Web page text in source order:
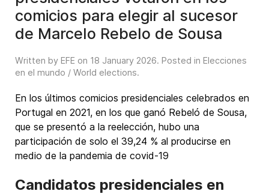
comicios para elegir al sucesor
de Marcelo Rebelo de Sousa
Written by EFE on 18 January 2026. Posted in Elecciones
en el mundo / World elections.
En los últimos comicios presidenciales celebrados en
Portugal en 2021, en los que ganó Rebeló de Sousa,
que se presentó a la reelección, hubo una
participación de solo el 39,24 % al producirse en
medio de la pandemia de covid-19
Candidatos presidenciales en